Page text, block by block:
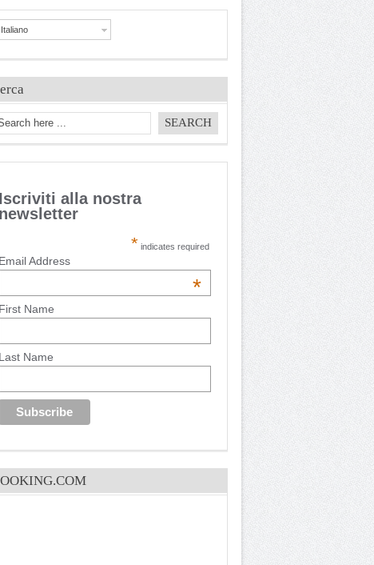
Italiano
Iscriviti alla nostra
newsletter
* indicates required
Email Address
*
First Name
Last Name